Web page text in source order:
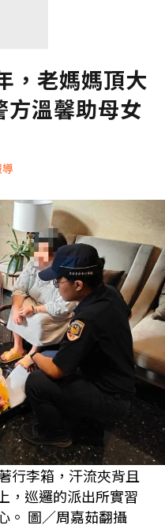
，老媽媽頂大
溫馨助母女
行李箱，汗流夾背且
，巡邏的派出所實習
。 圖／周嘉茹翻攝